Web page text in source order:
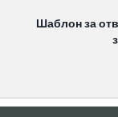
Шаблон за